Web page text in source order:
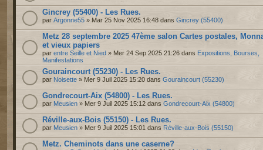
Gincrey (55400) - Les Rues.
par Argonne55 » Mar 25 Nov 2025 16:48 dans Gincrey (55400)
Metz 28 septembre 2025 47ème salon Cartes postales,
et vieux papiers
par entre Seille et Nied » Mer 24 Sep 2025 21:26 dans Expositions, Bourses,
Manifestations
Gouraincourt (55230) - Les Rues.
par Noisette » Mer 9 Juil 2025 15:20 dans Gouraincourt (55230)
Gondrecourt-Aix (54800) - Les Rues.
par Meusien » Mer 9 Juil 2025 15:12 dans Gondrecourt-Aix (54800)
Réville-aux-Bois (55150) - Les Rues.
par Meusien » Mer 9 Juil 2025 15:01 dans Réville-aux-Bois (55150)
Metz. Cheminots dans une caserne?